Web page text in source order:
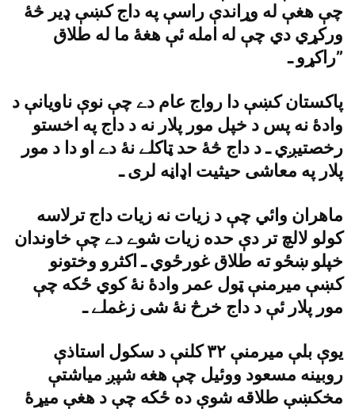
چې هغې له وړاندې راسې په داج کښې ډير څۀ
ورکړي دي چې له امله ئې هغۀ ما له طلاق
راکړو ـ”
پاکستان کښې دا رواج عام دے چې نوې ناويانې د
وادۀ نه پس د خپل مور پلار نه د داج په اخستو
رخصتيږي ـ د داج څۀ حد ټاکلے نۀ دے او دا د مور
پلار په معاشى حيثيت اډاڼه لرى ـ
ماهران وائي چې د زيات نه زيات داج ترلاسه
کولو لالچ تر دې حده زيات شوے دے چې خاوندان
خپلو ښځو ته طلاق غورځوي ـ اکثرو وختونو
کښې ميرمنې ټول عمر وادۀ نۀ کوي ځکه چې
مور پلار ئې د داج خرڅ نۀ شى زغملے ـ
يوې بلې ميرمنې ٣٢ کلنې د سکول استاذې
روبينه مسعود ووئيل چې هغه شپږ مياشتې
مخکښې طلاقه شوې ده ځکه چې د هغې ميړۀ